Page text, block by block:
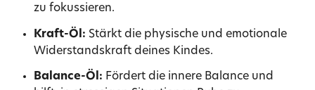
zu fokussieren.
Kraft-Öl: Stärkt die physische und emotionale
Widerstandskraft deines Kindes.
Balance-Öl: Fördert die innere Balance und